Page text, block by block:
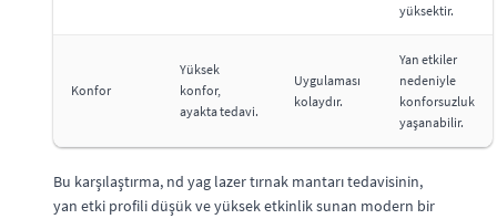
yüksektir.
Konfor
Yüksek
konfor,
ayakta tedavi.
Uygulaması
kolaydır.
Yan etkiler
nedeniyle
konforsuzluk
yaşanabilir.
Bu karşılaştırma, nd yag lazer tırnak mantarı tedavisinin,
yan etki profili düşük ve yüksek etkinlik sunan modern bir